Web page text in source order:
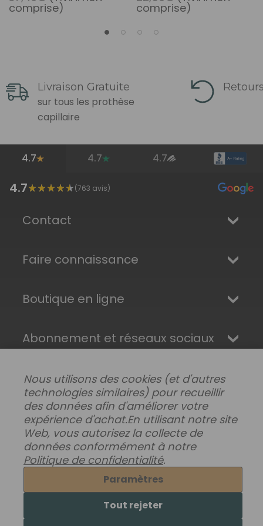
comprise) comprise)
Livraison Gratuite
sur tous les prothèse
capillaire
4.7 4.7 4.7
4.7 (763 avis)
Contact
Faire connaissance
Boutique en ligne
Abonnement et réseaux sociaux
© 2026 Superhairpieces.fr
Modifier les préférences de données |
Livraisons, retours et garantie | Confidentialité
Conditions générales
Nous utilisons des cookies (et d'autres
technologies similaires) pour recueillir
des données afin d'améliorer votre
expérience d'achat.En utilisant notre site
Web, vous autorisez la collecte de
données conformément à notre
Politique de confidentialité.
Paramètres
Tout rejeter